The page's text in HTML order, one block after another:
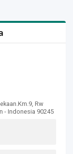
Rw
- Indonesia 90245